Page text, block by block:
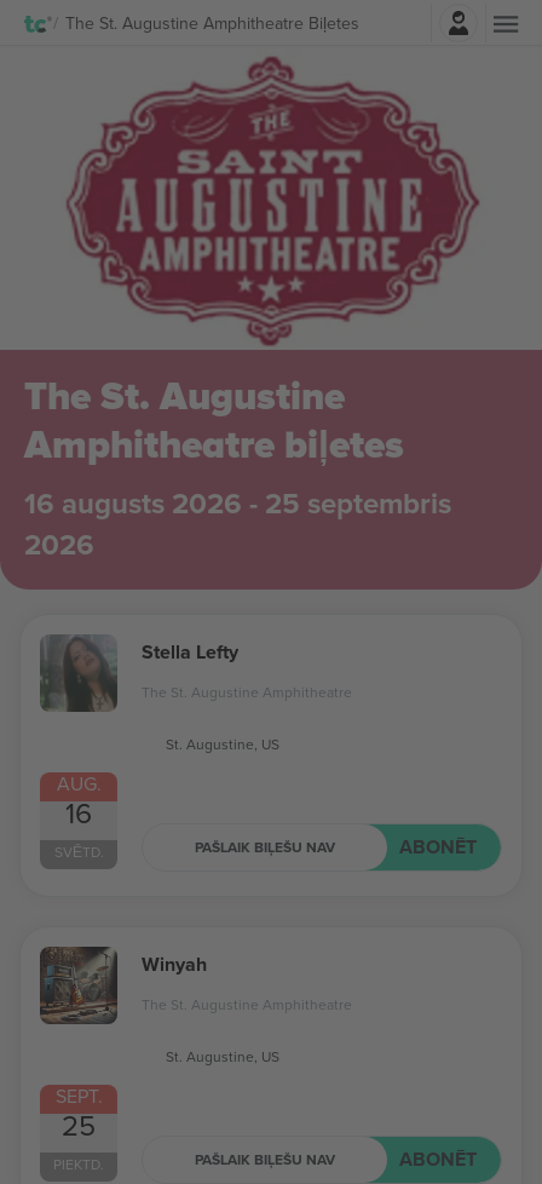
The St. Augustine Amphitheatre Biļetes
Pierakstīties
The St. Augustine
Amphitheatre biļetes
16 augusts 2026 - 25 septembris
2026
AUG.
16
SVĒTD.
Stella Lefty
The St. Augustine Amphitheatre
St. Augustine, US
PAŠLAIK BIĻEŠU NAV ABONĒT
SEPT.
25
PIEKTD.
Winyah
The St. Augustine Amphitheatre
St. Augustine, US
PAŠLAIK BIĻEŠU NAV ABONĒT